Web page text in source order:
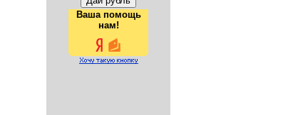
Ваша помощь
нам!